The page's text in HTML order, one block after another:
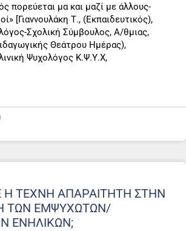
πορεύεται μα και μαζί με άλλους-
[Γιαννουλάκη Τ., (Εκπαιδευτικός),
Σχολική Σύμβουλος, Α/θμιας,
Θεάτρου Ημέρας),
Ψυχολόγος Κ.Ψ.Υ.Χ,
Η ΤΈΧΝΗ ΑΠΑΡΑΊΤΗΤΗ ΣΤΗΝ
ΤΩΝ ΕΜΨΥΧΩΤΏΝ/
ΕΝΗΛΊΚΩΝ;